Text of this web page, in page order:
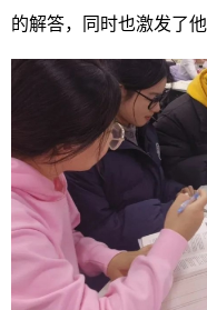
的解答，同时也激发了